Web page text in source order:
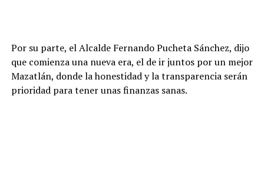
Por su parte, el Alcalde Fernando Pucheta Sánchez, dijo
que comienza una nueva era, el de ir juntos por un mejor
Mazatlán, donde la honestidad y la transparencia serán
prioridad para tener unas finanzas sanas.